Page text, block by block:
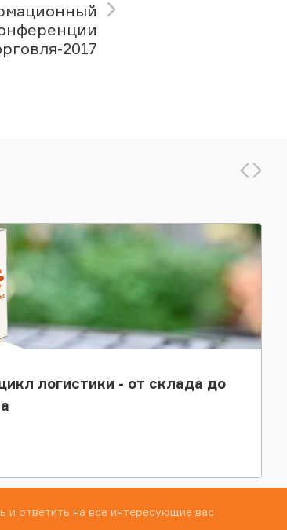
2017
логистики - от склада до
и ответить на все интересующие вас